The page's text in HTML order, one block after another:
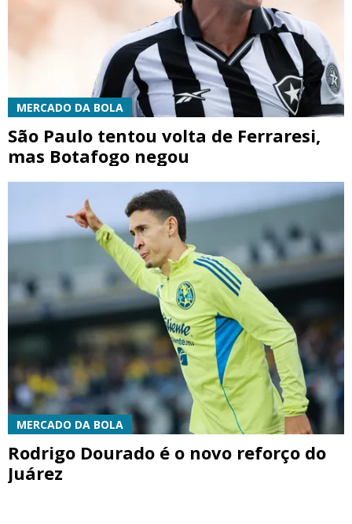
MERCADO DA BOLA
São Paulo tentou volta de Ferraresi,
mas Botafogo negou
MERCADO DA BOLA
Rodrigo Dourado é o novo reforço do
Juárez